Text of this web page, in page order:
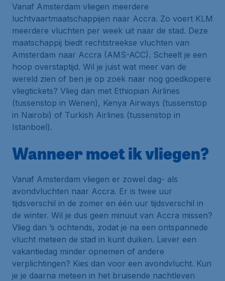
Vanaf Amsterdam vliegen meerdere
luchtvaartmaatschappijen naar Accra. Zo voert KLM
meerdere vluchten per week uit naar de stad. Deze
maatschappij biedt rechtstreekse vluchten van
Amsterdam naar Accra (AMS-ACC). Scheelt je een
hoop overstaptijd. Wil je juist wat meer van de
wereld zien of ben je op zoek naar nog goedkopere
vliegtickets? Vlieg dan met Ethiopian Airlines
(tussenstop in Wenen), Kenya Airways (tussenstop
in Nairobi) of Turkish Airlines (tussenstop in
Istanboel).
Wanneer moet ik vliegen?
Vanaf Amsterdam vliegen er zowel dag- als
avondvluchten naar Accra. Er is twee uur
tijdsverschil in de zomer en één uur tijdsverschil in
de winter. Wil je dus geen minuut van Accra missen?
Vlieg dan ’s ochtends, zodat je na een ontspannede
vlucht meteen de stad in kunt duiken. Liever een
vakantiedag minder opnemen of andere
verplichtingen? Kies dan voor een avondvlucht. Kun
je je daarna meteen in het bruisende nachtleven